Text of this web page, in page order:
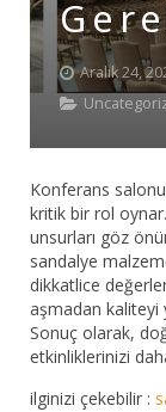
Bar Sandalyesi
Restaurant
Plastik Sandalye
Dış Mekan
Masalar
Aralık 24,
Konferans
kritik bir rol
unsurları göz
sandalye
dikkatlice
aşmadan kaliteyi
Sonuç olarak,
etkinliklerinizi
ilginizi çekebilir :